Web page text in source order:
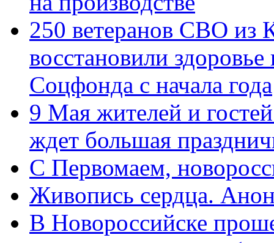
250 ветеранов СВО из
восстановили
Соцфонда с начала года
9 Мая жителей и
ждет большая
C Первомаем,
Живопись сердца.
В Новороссийске